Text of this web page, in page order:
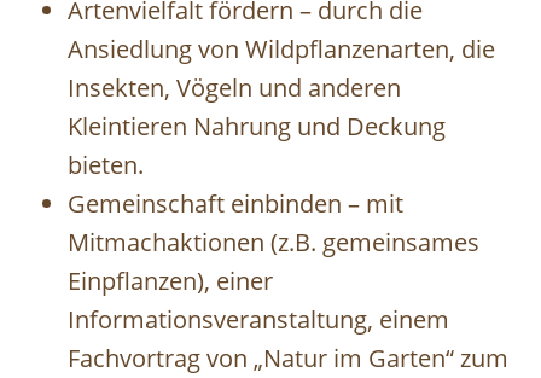
Artenvielfalt fördern – durch die
Ansiedlung von Wildpflanzenarten, die
Insekten, Vögeln und anderen
Kleintieren Nahrung und Deckung
bieten.
Gemeinschaft einbinden – mit
Mitmachaktionen (z.B. gemeinsames
Einpflanzen), einer
Informationsveranstaltung, einem
Fachvortrag von „Natur im Garten“ zum